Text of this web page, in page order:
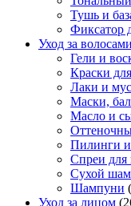
Тушь и
Фиксатор
Уход за волосами
Гели и
Краски
Лаки и
Маски,
Масло и
Пилинги и
Спреи для
Сухой
Шампуни
Уход за лицом